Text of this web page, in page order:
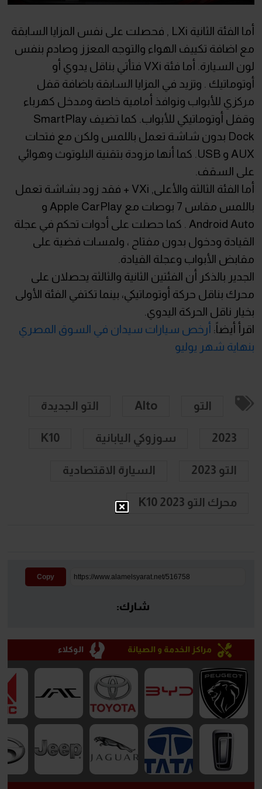
أما الفئة الثانية LXi , فحصلت على نفس المزايا السابقة
مع اضافة تكييف الهواء والتوجه المعزز وصادم بنفس
لون السيارة. أما فئة VXi فتأتي بناقل يدوي أو
أوتوماتيك . وتزيد في المزايا السابقة باضافة قفل
مركزي للأبواب ونوافذ أمامية خاصة ومدخل كهرباء
وقفل أوتوماتيكي للأبواب. كما تضيف SmartPlay
Dock بدون شاشة تعمل باللمس ولكن مع فتحات
AUX و USB. كما أنها مزودة بتقنية البلوتوث وهوائي
على السقف.
أما الفئة الثالثة والأعلى, VXi + فقد زود بشاشة تعمل
باللمس مقاس 7 بوصات مع Apple CarPlay و
Android Auto . كما حصلت على أدوات تحكم في عجلة
القيادة ودخول بدون مفتاح ، ولمسات فضية على
مقابض الأبواب وعجلة القيادة.
الجدير بالذكر أن الفئتين الثانية والثالثة يحصلان على
محرك بناقل حركة أوتوماتيكي، بينما تكتفي الفئة الأولى
بخيار ناقل الحركة اليدوي.
اقرأ أيضاً: أرخص سيارات سيدان في السوق المصري
بنهاية شهر يوليو
التو Alto التو الجديدة
2023 سوزوكي اليابانية K10
التو 2023 السيارة الاقتصادية
محرك التو K10 2023
Copy
شارك:
مراكز الخدمة و الصيانة الوكلاء